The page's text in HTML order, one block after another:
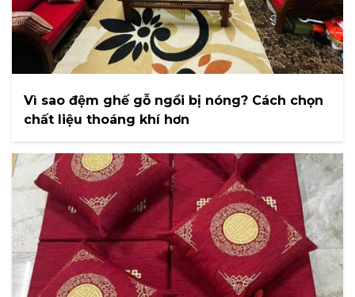
Vì sao đệm ghế gỗ ngồi bị nóng? Cách chọn
chất liệu thoáng khí hơn